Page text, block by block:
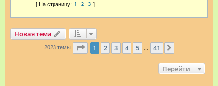
1 2 3
Новая тема
2023 темы Страница из 41
1 2 3 4 5 41
Перейти